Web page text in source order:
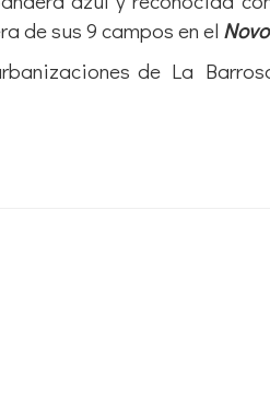
de sus 9 campos en el
de La